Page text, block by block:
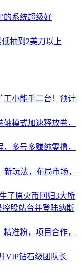
的系统超级好
抽到2美刀以上
工小能手二台！预计
模式加速释放卷，
多号多赚纯零撸，
玩法，布局市场，
了原火币回归3大所
股站台并登陆纳斯
准粉，项目合作，
VIP钻石级团队长